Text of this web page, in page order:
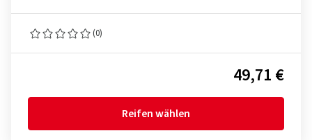
(0)
49,71 €
Reifen wählen